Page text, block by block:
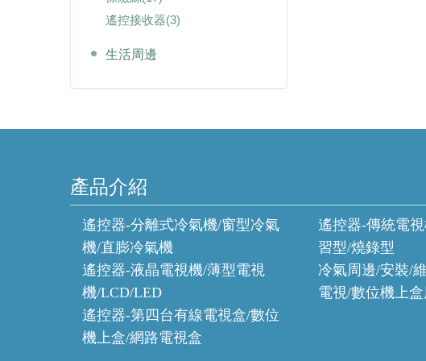
遙控接收器(3)
生活周邊
產品介紹
遙控器-分離式冷氣機/窗型冷氣
機/直膨冷氣機
遙控器-液晶電視機/薄型電視
機/LCD/LED
遙控器-第四台有線電視盒/數位
機上盒/網路電視盒
遙控器-傳統電
習型/燒錄型
冷氣周邊/安裝/
電視/數位機上